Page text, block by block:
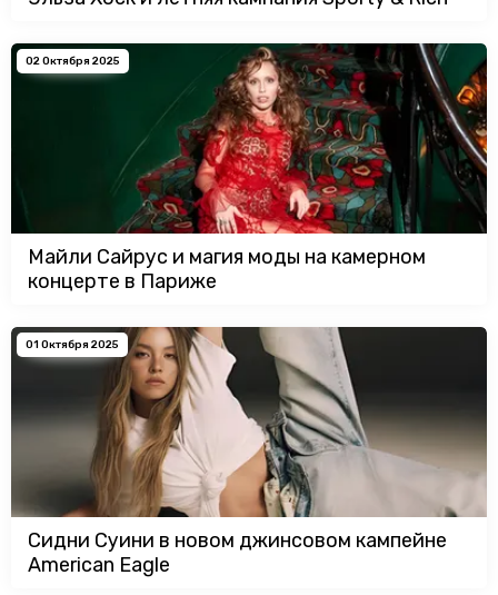
02 Октября 2025
Майли Сайрус и магия моды на камерном
концерте в Париже
01 Октября 2025
Сидни Суини в новом джинсовом кампейне
American Eagle